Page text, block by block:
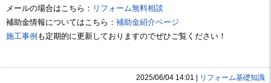
メールの場合はこちら： リフォーム無料相談
補助金情報についてはこちら： 補助金紹介ページ
施工事例 も定期的に更新しておりますのでぜひご覧ください！
2025/06/04 14:01 リフォーム基礎知識